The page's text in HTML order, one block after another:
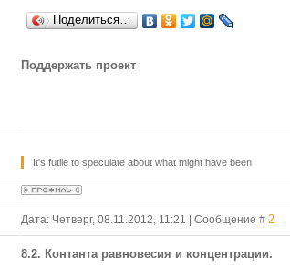
Поделиться…
Поддержать проект
It's futile to speculate about what might have been
Дата: Четверг, 08.11.2012, 11:21 | Сообщение # 2
8.2. Контанта равновесия и концентрации.